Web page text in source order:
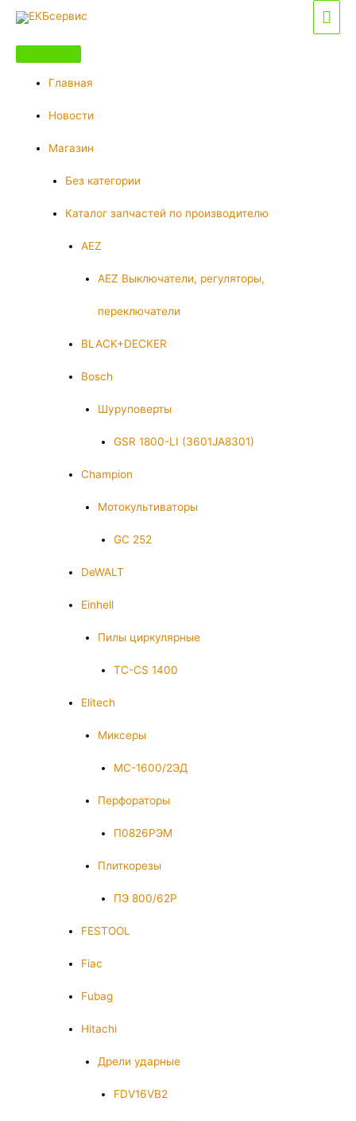
Перейти
содержимому
Главная
Новости
Магазин
Без категории
Каталог запчастей по производителю
AEZ
AEZ Выключатели, регуляторы,
переключатели
BLACK+DECKER
Bosch
Шуруповерты
GSR 1800-LI (3601JA8301)
Champion
Мотокультиваторы
GC 252
DeWALT
Einhell
Пилы циркулярные
TC-CS 1400
Elitech
Миксеры
МС-1600/2ЭД
Перфораторы
П0826РЭМ
Плиткорезы
ПЭ 800/62Р
FESTOOL
Fiac
Fubag
Hitachi
Дрели ударные
FDV16VB2